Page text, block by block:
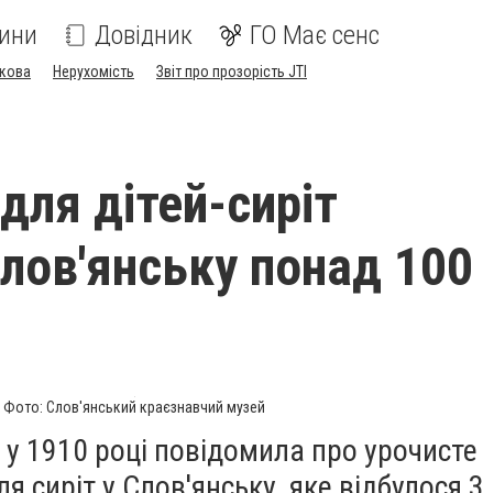
Довідник ГО Має сенс
Нерухомість Звіт про прозорість JTI
дітей-сиріт
понад 100
Фото: Слов'янський краєзнавчий музей
1910 році повідомила про урочисте